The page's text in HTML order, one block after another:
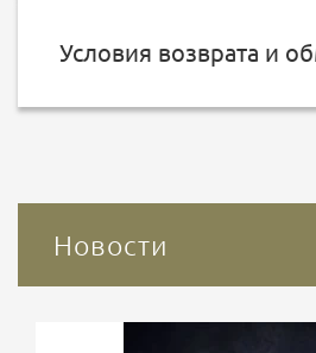
Условия возврата и
Новости